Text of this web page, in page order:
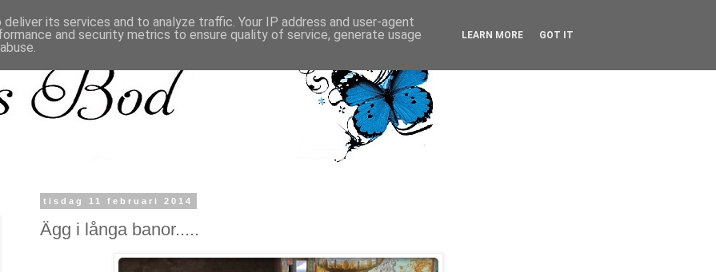
tisdag 11 februari 2014
Ägg i långa banor.....
its services and to analyze traffic. Your IP address and user-agent
and security metrics to ensure quality of service, generate usage
LEARN MORE GOT IT